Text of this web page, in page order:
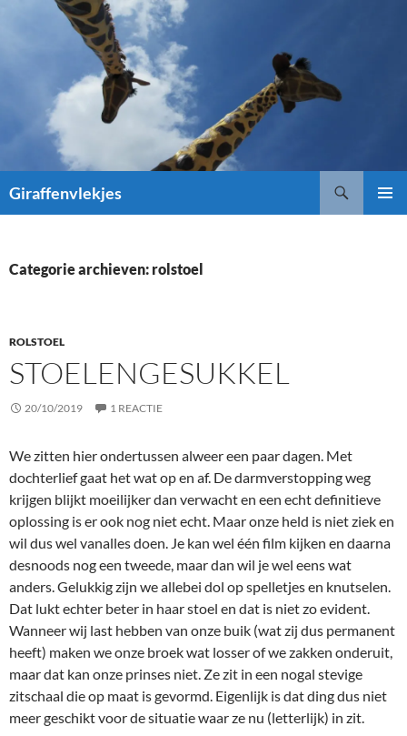
Giraffenvlekjes
Categorie archieven: rolstoel
ROLSTOEL
STOELENGESUKKEL
20/10/2019 1 REACTIE
We zitten hier ondertussen alweer een paar dagen. Met
dochterlief gaat het wat op en af. De darmverstopping weg
krijgen blijkt moeilijker dan verwacht en een echt definitieve
oplossing is er ook nog niet echt. Maar onze held is niet ziek en
wil dus wel vanalles doen. Je kan wel één film kijken en daarna
desnoods nog een tweede, maar dan wil je wel eens wat
anders. Gelukkig zijn we allebei dol op spelletjes en knutselen.
Dat lukt echter beter in haar stoel en dat is niet zo evident.
Wanneer wij last hebben van onze buik (wat zij dus permanent
heeft) maken we onze broek wat losser of we zakken onderuit,
maar dat kan onze prinses niet. Ze zit in een nogal stevige
zitschaal die op maat is gevormd. Eigenlijk is dat ding dus niet
meer geschikt voor de situatie waar ze nu (letterlijk) in zit.